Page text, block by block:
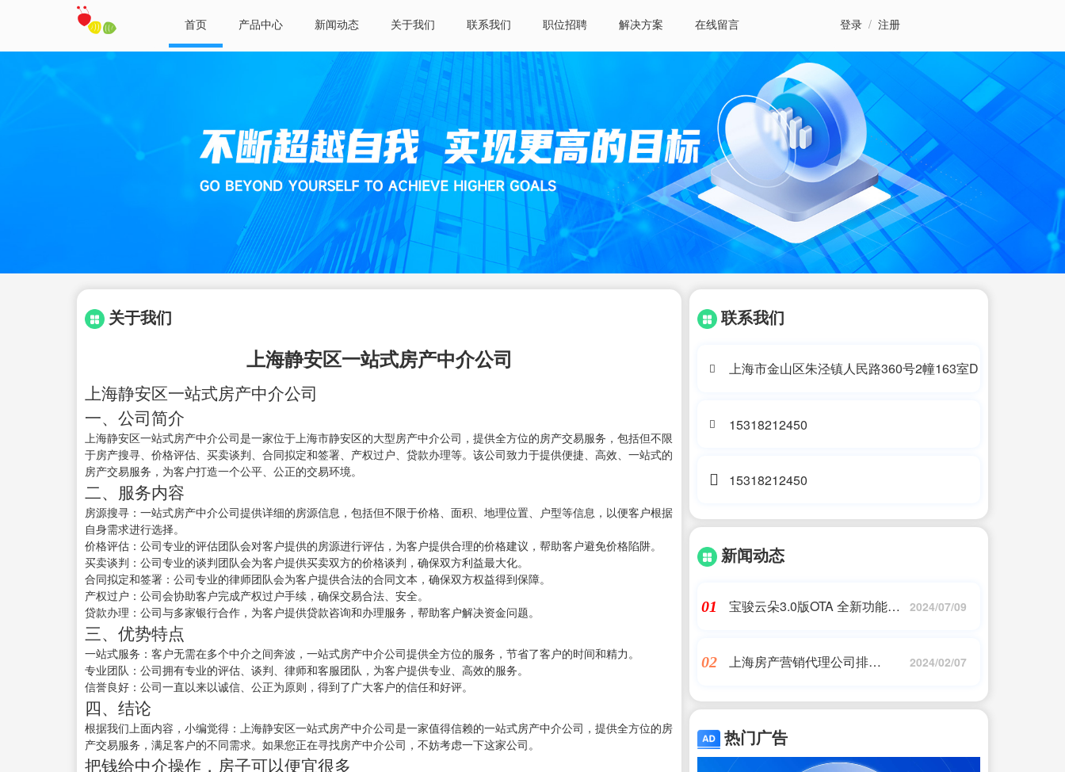
首页 产品中心 新闻动态 关于我们 联系我们 职位招聘 解决方案 在线留言 登录 / 注册
关于我们
上海静安区一站式房产中介公司
上海静安区一站式房产中介公司
一、公司简介
上海静安区一站式房产中介公司是一家位于上海市静安区的大型房产中介公司，提供全方位的房产交易服务，包括但不限
于房产搜寻、价格评估、买卖谈判、合同拟定和签署、产权过户、贷款办理等。该公司致力于提供便捷、高效、一站式的
房产交易服务，为客户打造一个公平、公正的交易环境。
二、服务内容
房源搜寻：一站式房产中介公司提供详细的房源信息，包括但不限于价格、面积、地理位置、户型等信息，以便客户根据
自身需求进行选择。
价格评估：公司专业的评估团队会对客户提供的房源进行评估，为客户提供合理的价格建议，帮助客户避免价格陷阱。
买卖谈判：公司专业的谈判团队会为客户提供买卖双方的价格谈判，确保双方利益最大化。
合同拟定和签署：公司专业的律师团队会为客户提供合法的合同文本，确保双方权益得到保障。
产权过户：公司会协助客户完成产权过户手续，确保交易合法、安全。
贷款办理：公司与多家银行合作，为客户提供贷款咨询和办理服务，帮助客户解决资金问题。
三、优势特点
一站式服务：客户无需在多个中介之间奔波，一站式房产中介公司提供全方位的服务，节省了客户的时间和精力。
专业团队：公司拥有专业的评估、谈判、律师和客服团队，为客户提供专业、高效的服务。
信誉良好：公司一直以来以诚信、公正为原则，得到了广大客户的信任和好评。
四、结论
根据我们上面内容，小编觉得：上海静安区一站式房产中介公司是一家值得信赖的一站式房产中介公司，提供全方位的房
产交易服务，满足客户的不同需求。如果您正在寻找房产中介公司，不妨考虑一下这家公司。
把钱给中介操作，房子可以便宜很多
联系我们
上海市金山区朱泾镇人民路360号2幢163室D
15318212450
15318212450
新闻动态
01
宝骏云朵3.0版OTA 全新功能来
2024/07/09
02
上海房产营销代理公司排
代理事务所发明授权专利排行榜
2024/02/07
热门广告